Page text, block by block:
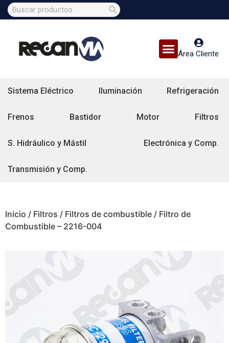
Área Cliente
Sistema Eléctrico Iluminación Refrigeración
Frenos Bastidor Motor Filtros
S. Hidráulico y Mástil Electrónica y Comp.
Transmisión y Comp.
Inicio / Filtros / Filtros de combustible / Filtro de
Combustible – 2216-004